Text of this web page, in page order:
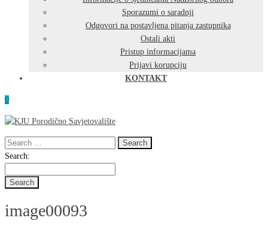
Sporazumi o saradnji
Odgovori na postavljena pitanja zastupnika
Ostali akti
Pristup informacijama
Prijavi korupciju
KONTAKT
0
Search
for:
Search
Search:
image00093